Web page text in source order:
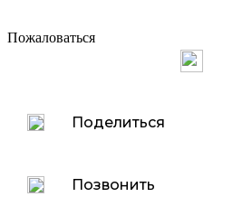
Пожаловаться
Поделиться
Позвонить